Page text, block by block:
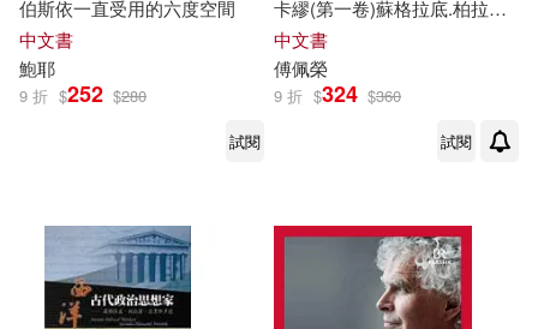
伯斯依一直受用的六度空間
中文書
鮑耶
9 折 $252 $280
試閱
卡繆(第一卷)蘇格拉底.柏拉圖.
亞里斯多德.奧古斯丁.多瑪斯.
笛卡兒.史賓諾莎.休謨
中文書
傅佩榮
9 折 $324 $360
試閱